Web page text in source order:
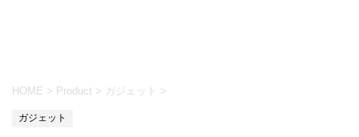
HOME > Product > ガジェット >
ガジェット